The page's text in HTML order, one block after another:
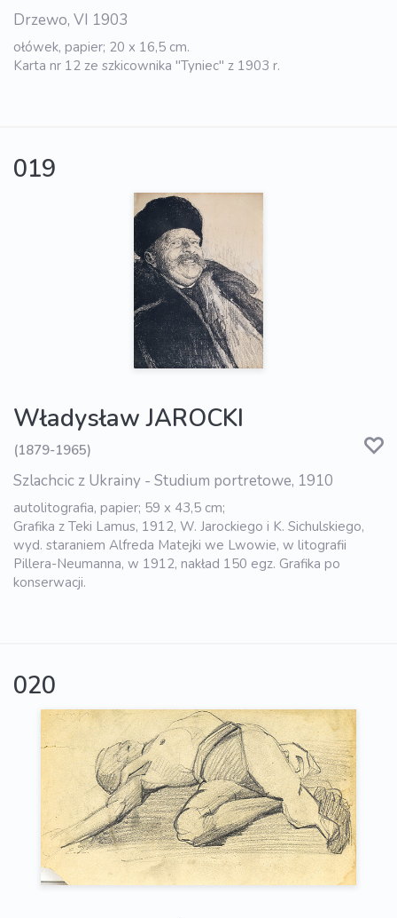
Drzewo, VI 1903
ołówek, papier; 20 x 16,5 cm.
Karta nr 12 ze szkicownika "Tyniec" z 1903 r.
019
Władysław JAROCKI
(1879-1965)
Szlachcic z Ukrainy - Studium portretowe, 1910
autolitografia, papier; 59 x 43,5 cm;
Grafika z Teki Lamus, 1912, W. Jarockiego i K. Sichulskiego,
wyd. staraniem Alfreda Matejki we Lwowie, w litografii
Pillera-Neumanna, w 1912, nakład 150 egz. Grafika po
konserwacji.
020